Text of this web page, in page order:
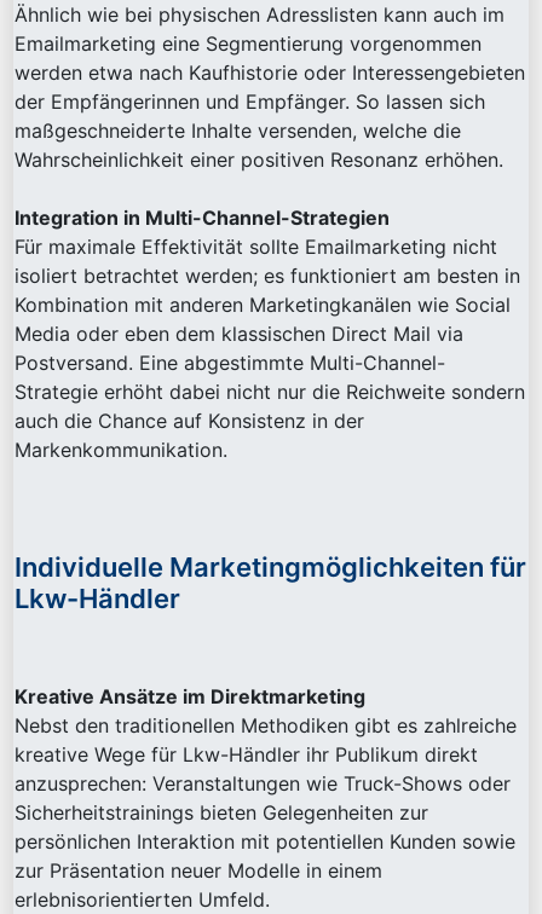
Ähnlich wie bei physischen Adresslisten kann auch im
Emailmarketing eine Segmentierung vorgenommen
werden etwa nach Kaufhistorie oder Interessengebieten
der Empfängerinnen und Empfänger. So lassen sich
maßgeschneiderte Inhalte versenden, welche die
Wahrscheinlichkeit einer positiven Resonanz erhöhen.
Integration in Multi-Channel-Strategien
Für maximale Effektivität sollte Emailmarketing nicht
isoliert betrachtet werden; es funktioniert am besten in
Kombination mit anderen Marketingkanälen wie Social
Media oder eben dem klassischen Direct Mail via
Postversand. Eine abgestimmte Multi-Channel-
Strategie erhöht dabei nicht nur die Reichweite sondern
auch die Chance auf Konsistenz in der
Markenkommunikation.
Individuelle Marketingmöglichkeiten für
Lkw-Händler
Kreative Ansätze im Direktmarketing
Nebst den traditionellen Methodiken gibt es zahlreiche
kreative Wege für Lkw-Händler ihr Publikum direkt
anzusprechen: Veranstaltungen wie Truck-Shows oder
Sicherheitstrainings bieten Gelegenheiten zur
persönlichen Interaktion mit potentiellen Kunden sowie
zur Präsentation neuer Modelle in einem
erlebnisorientierten Umfeld.